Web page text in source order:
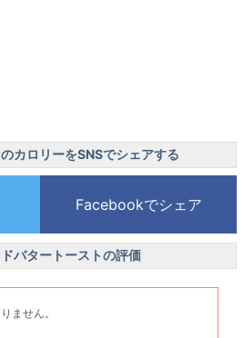
カロリーをSNSでシェアする
バタートーストの評価
ません。